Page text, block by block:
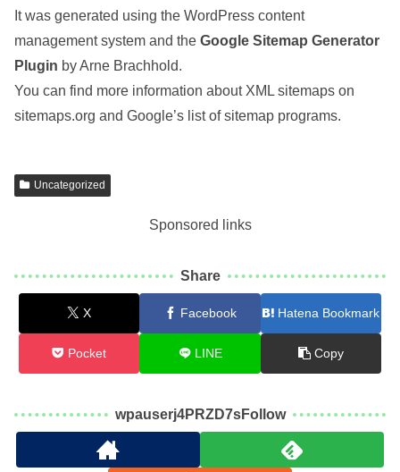
It was generated using the WordPress content
management system and the Google Sitemap Generator
Plugin by Arne Brachhold.
You can find more information about XML sitemaps on
sitemaps.org and Google’s list of sitemap programs.
Uncategorized
Sponsored links
Share
X Facebook Hatena Bookmark
Pocket LINE Copy
wpauserj4PRZD7sFollow